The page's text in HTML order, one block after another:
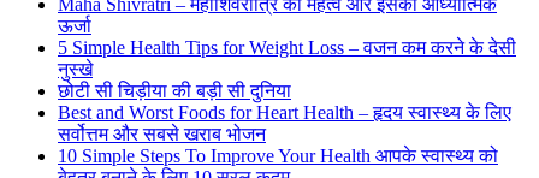
Maha Shivratri – महाशिवरात्रि का महत्व और इसकी आध्यात्मिक
ऊर्जा
5 Simple Health Tips for Weight Loss – वजन कम करने के देसी
नुस्खे
छोटी सी चिड़ीया की बड़ी सी दुनिया
Best and Worst Foods for Heart Health – हृदय स्वास्थ्य के लिए
सर्वोत्तम और सबसे खराब भोजन
10 Simple Steps To Improve Your Health आपके स्वास्थ्य को